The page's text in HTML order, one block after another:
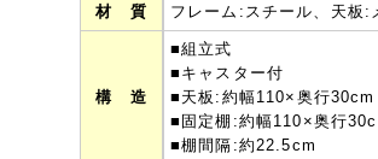
材 質 フレーム:スチール、天板:
構 造
■組立式
■キャスター付
■天板:約幅110×奥行30cm
■固定棚:約幅110×奥行
■棚間隔:約22.5cm